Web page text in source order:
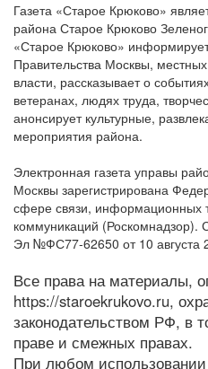
Газета «Старое Крюково»
района Старое Крюково
«Старое Крюково»
Правительства Москвы,
власти, рассказывает о
ветеранах, людях труда,
анонсирует культурные,
мероприятия района.
Электронная газета управы
Москвы зарегистрирована
сфере связи, информационных
коммуникаций (Роскомнадзор).
Эл №ФС77-62650 от 10 августа
Все права на материалы,
https://staroekrukovo.ru,
законодательством РФ, в
праве и смежных правах.
При любом